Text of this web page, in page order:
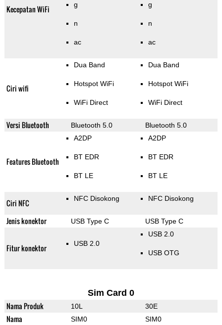
Kecepatan WiFi g
n
ac
g
n
ac
Ciri wifi
Dua Band
Hotspot WiFi
WiFi Direct
Dua Band
Hotspot WiFi
WiFi Direct
Versi Bluetooth Bluetooth 5.0 Bluetooth 5.0
Features Bluetooth
A2DP
BT EDR
BT LE
A2DP
BT EDR
BT LE
Ciri NFC NFC Disokong NFC Disokong
Jenis konektor USB Type C USB Type C
Fitur konektor USB 2.0
USB 2.0
USB OTG
Sim Card 0
Nama Produk 10L 30E
Nama SIM0 SIM0